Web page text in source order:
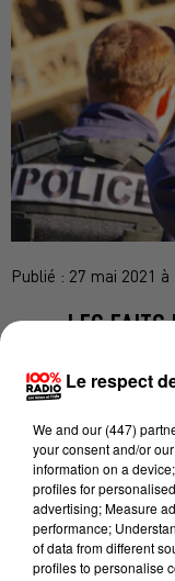
Publié : 27 mai 2021
LES FAITS
3 jeunes majeurs
Toulouse et mis
notamment pour
réunion.
Ils sont
d'une vingtaine
Le respect
We and our (447)
your consent and/or
information on a
profiles for
advertising; Measure
performance;
of data from different
profiles to personalise